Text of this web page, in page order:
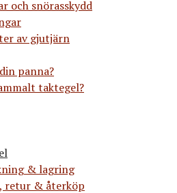
och snörasskydd
av gjutjärn
panna?
taktegel?
& lagring
retur & återköp